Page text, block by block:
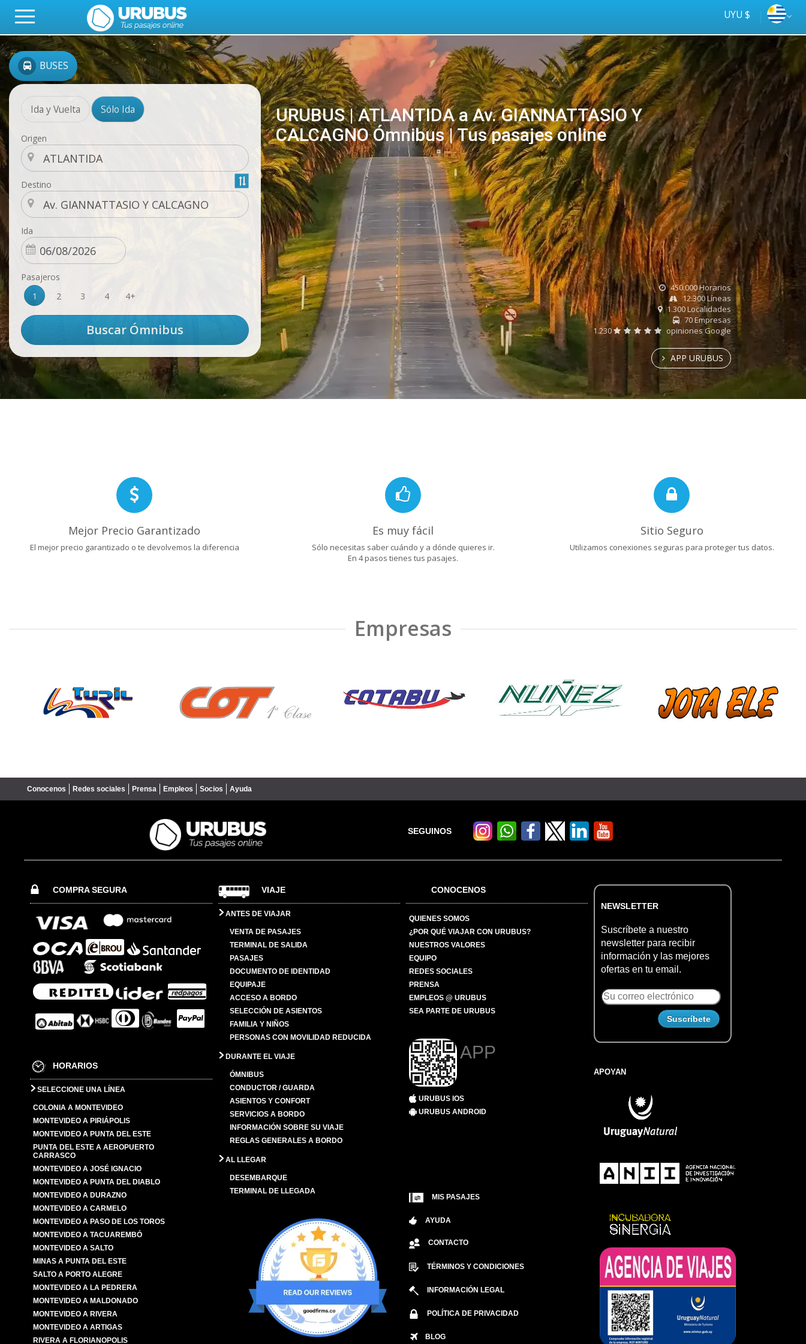
UYU $
BUSES
Ida y Vuelta Sólo Ida
Origen
Destino
Ida
Pasajeros
1
2 3 4 4+
URUBUS | ATLANTIDA a Av. GIANNATTASIO Y
CALCAGNO Ómnibus | Tus pasajes online
online
Tus
ómnibus
450.000 Horarios
12.300 Líneas
1.300 Localidades
70 Empresas
1.230
opiniones Google
APP URUBUS
Mejor Precio Garantizado
El mejor precio garantizado o te devolvemos la diferencia
Es muy fácil
Sólo necesitas saber cuándo y a dónde quieres ir.
En 4 pasos tienes tus pasajes.
Sitio Seguro
Utilizamos conexiones seguras para proteger tus datos.
Empresas
Conocenos Redes sociales Prensa Empleos Socios Ayuda
SEGUINOS
COMPRA SEGURA
HORARIOS
SELECCIONE UNA LÍNEA
COLONIA A MONTEVIDEO
MONTEVIDEO A PIRIÁPOLIS
MONTEVIDEO A PUNTA DEL ESTE
PUNTA DEL ESTE A AEROPUERTO
CARRASCO
MONTEVIDEO A JOSÉ IGNACIO
MONTEVIDEO A PUNTA DEL DIABLO
MONTEVIDEO A DURAZNO
MONTEVIDEO A CARMELO
MONTEVIDEO A PASO DE LOS TOROS
MONTEVIDEO A TACUAREMBÓ
MONTEVIDEO A SALTO
MINAS A PUNTA DEL ESTE
SALTO A PORTO ALEGRE
MONTEVIDEO A LA PEDRERA
MONTEVIDEO A MALDONADO
MONTEVIDEO A RIVERA
MONTEVIDEO A ARTIGAS
RIVERA A FLORIANOPOLIS
VIAJE
ANTES DE VIAJAR
VENTA DE PASAJES
TERMINAL DE SALIDA
PASAJES
DOCUMENTO DE IDENTIDAD
EQUIPAJE
ACCESO A BORDO
SELECCIÓN DE ASIENTOS
FAMILIA Y NIÑOS
PERSONAS CON MOVILIDAD REDUCIDA
DURANTE EL VIAJE
ÓMNIBUS
CONDUCTOR / GUARDA
ASIENTOS Y CONFORT
SERVICIOS A BORDO
INFORMACIÓN SOBRE SU VIAJE
REGLAS GENERALES A BORDO
AL LLEGAR
DESEMBARQUE
TERMINAL DE LLEGADA
CONOCENOS
QUIENES SOMOS
¿POR QUÉ VIAJAR CON URUBUS?
NUESTROS VALORES
EQUIPO
REDES SOCIALES
PRENSA
EMPLEOS @ URUBUS
SEA PARTE DE URUBUS
APP
URUBUS IOS
URUBUS ANDROID
MIS PASAJES
AYUDA
CONTACTO
TÉRMINOS Y CONDICIONES
INFORMACIÓN LEGAL
POLÍTICA DE PRIVACIDAD
BLOG
NEWSLETTER
Suscríbete a nuestro
newsletter para recibir
información y las mejores
ofertas en tu email.
APOYAN